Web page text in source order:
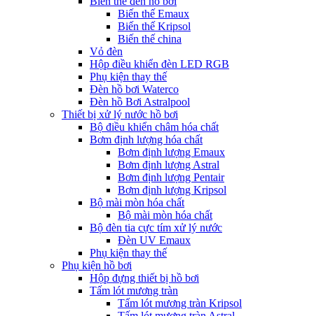
Biến thế Emaux
Biến thế Kripsol
Biến thế china
Vỏ đèn
Hộp điều khiển đèn LED RGB
Phụ kiện thay thế
Đèn hồ bơi Waterco
Đèn hồ Bơi Astralpool
Thiết bị xử lý nước hồ bơi
Bộ điều khiển châm hóa chất
Bơm định lượng hóa chất
Bơm định lượng Emaux
Bơm định lượng Astral
Bơm định lượng Pentair
Bơm định lượng Kripsol
Bộ mài mòn hóa chất
Bộ mài mòn hóa chất
Bộ đèn tia cực tím xử lý nước
Đèn UV Emaux
Phụ kiện thay thế
Phụ kiện hồ bơi
Hộp đựng thiết bị hồ bơi
Tấm lót mương tràn
Tấm lót mương tràn Kripsol